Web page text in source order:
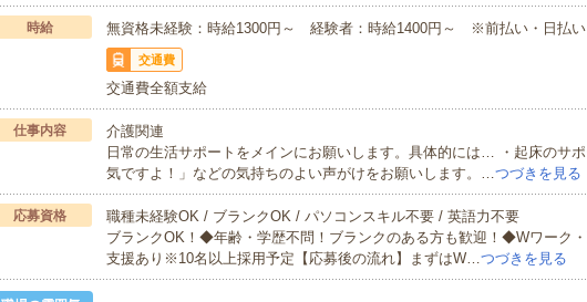
時給 無資格未経験：時給1300円～ 経験者：時給1400円～ ※前払い・日払い
交通費
交通費全額支給
仕事内容
介護関連
日常の生活サポートをメインにお願いします。具体的には… ・起床のサ
気ですよ！」などの気持ちのよい声がけをお願いします。…つづきを見る
応募資格
職種未経験OK / ブランクOK / パソコンスキル不要 / 英語力不要
ブランクOK！◆年齢・学歴不問！ブランクのある方も歓迎！◆Wワーク
支援あり※10名以上採用予定【応募後の流れ】まずはW…つづきを見る